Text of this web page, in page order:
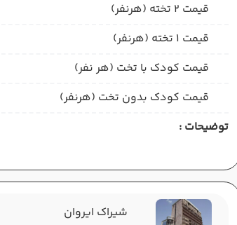
قیمت 2 تخته (هرنفر)
قیمت 1 تخته (هرنفر)
قیمت کودک با تخت (هر نفر)
قیمت کودک بدون تخت (هرنفر)
توضیحات :
شیراک ایروان